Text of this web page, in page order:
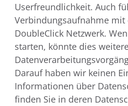
Userfreundlichkeit. Auch
Verbindungsaufnahme mit
DoubleClick Netzwerk.
starten, könnte dies
Darauf haben wir keinen
Informationen über
finden Sie in deren